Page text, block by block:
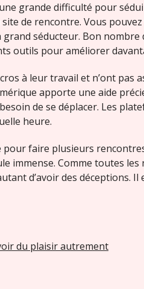
grande difficulté pour
de rencontre. Vous
séducteur. Bon
outils pour améliorer
à leur travail et n’ont pas
apporte une aide
de se déplacer. Les
heure.
faire plusieurs
immense. Comme toutes les
d’avoir des déceptions. Il
du plaisir autrement